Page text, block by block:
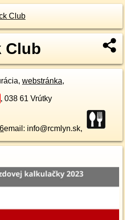
Club
Club
webstránka,
, 038 61 Vrútky
email: info@rcmlyn.sk,